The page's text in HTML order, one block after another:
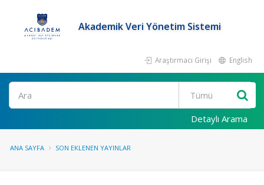
Akademik Veri Yönetim Sistemi
Araştırmacı Girişi English
Ara
Detaylı Arama
ANA SAYFA SON EKLENEN YAYINLAR